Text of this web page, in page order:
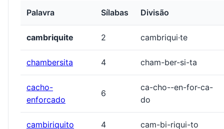
Palavra Sílabas Divisão
cambriquite 2 cambriqui·te
chambersita 4 cham-ber-si-ta
cacho-
enforcado
6
ca-cho--en-for-ca-
do
cambiriquito 4 cam-bi-riqui-to